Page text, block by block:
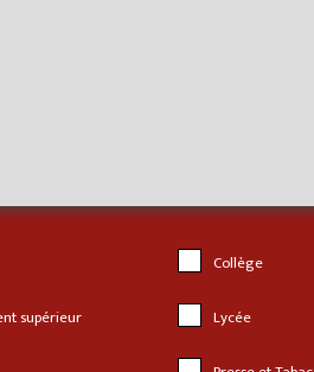
Collège
supérieur Lycée